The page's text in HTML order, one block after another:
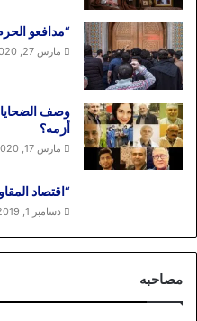
“مدافعو
مارس 27, 2020
وصف الضحایا
أزمه؟
مارس 17, 2020
“اقتصاد
دسامبر 1, 2019
مصاحبه